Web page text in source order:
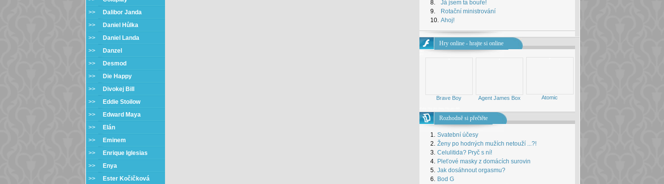
>>
Dalibor Janda
>>
Daniel Hůlka
>>
Daniel Landa
>>
Danzel
>>
Desmod
>>
Die Happy
>>
Divokej Bill
>>
Eddie Stoilow
>>
Edward Maya
>>
Elán
>>
Eminem
>>
Enrique Iglesias
>>
Enya
>>
Ester Kočičková
8.
Já jsem ta bouře!
9.
Rotační ministrování
10. Ahoj!
Hry online - hrajte si online
Atomic
Agent James Box
Brave Boy
Rozhodně si přečtěte
1. Svatební účesy
2. Ženy po hodných mužích netouží ...?!
3. Celulitida? Pryč s ní!
4. Pleťové masky z domácích surovin
5. Jak dosáhnout orgasmu?
6. Bod G